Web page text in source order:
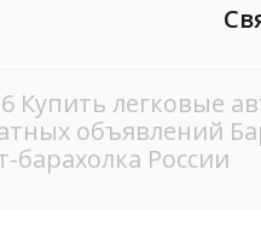
Купить легковые
объявлений
России